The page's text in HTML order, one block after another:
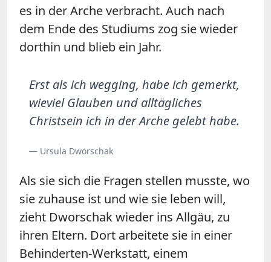
es in der Arche verbracht. Auch nach
dem Ende des Studiums zog sie wieder
dorthin und blieb ein Jahr.
Erst als ich wegging, habe ich gemerkt,
wieviel Glauben und alltägliches
Christsein ich in der Arche gelebt habe.
— Ursula Dworschak
Als sie sich die Fragen stellen musste, wo
sie zuhause ist und wie sie leben will,
zieht Dworschak wieder ins Allgäu, zu
ihren Eltern. Dort arbeitete sie in einer
Behinderten-Werkstatt, einem